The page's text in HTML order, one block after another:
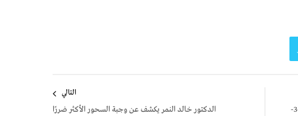
سعر الريال السعودي مقابل الجنيه المصري اليوم الخميس 13-3-
التالي
الدكتور خالد النمر يكشف عن وجبة السحور الأكثر ضررًا